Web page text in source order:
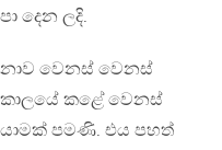
දෙන ලදි.
වෙනස් වෙනස්
කළේ වෙනස්
පමණි. එය පහත්